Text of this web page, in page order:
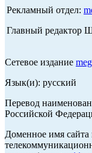
Рекламный отдел:
Главный редактор
Сетевое издание
Язык(и): русский
Перевод
Российской
Доменное имя